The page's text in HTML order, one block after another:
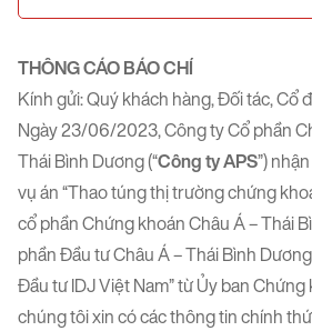
THÔNG CÁO BÁO CHÍ
Kính gửi: Quý khách hàng, Đối tác, Cổ
Ngày 23/06/2023, Công ty Cổ phần
Thái Bình Dương (“Công ty APS”)
vụ án “Thao túng thị trường chứng
cổ phần Chứng khoán Châu Á – Thái
phần Đầu tư Châu Á – Thái Bình
Đầu tư IDJ Việt Nam” từ Ủy ban
chúng tôi xin có các thông tin chính